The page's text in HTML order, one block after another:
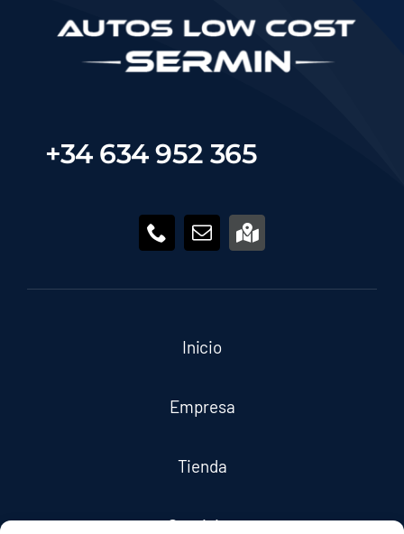
+34 634 952 365
Inicio
Empresa
Tienda
Servicios